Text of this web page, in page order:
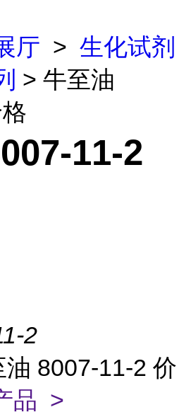
厅 > 生化试剂
> 牛至油
11-2
2
油 8007-11-2 价
品 >